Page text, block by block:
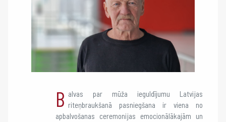
B alvas par mūža ieguldījumu Latvijas
riteņbraukšanā pasniegšana ir viena no
apbalvošanas ceremonijas emocionālākajām un